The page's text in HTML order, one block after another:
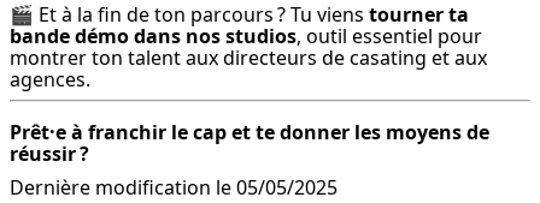
🎬 Et à la fin de ton parcours ? Tu viens tourner ta
bande démo dans nos studios, outil essentiel pour
montrer ton talent aux directeurs de casating et aux
agences.
Prêt·e à franchir le cap et te donner les moyens de
réussir ?
Dernière modification le 05/05/2025